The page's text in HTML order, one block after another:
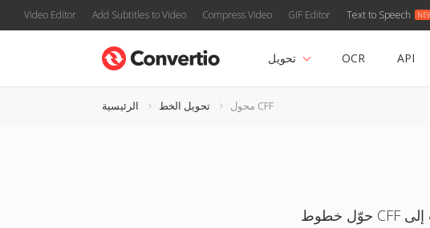
Video Editor Add Subtitles to Video Compress Video GIF Editor Text to Speech
تحويل OCR API
الرئيسية تحويل الخط محول CFF